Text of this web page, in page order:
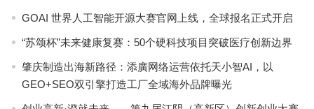
GOAI 世界人工智能开源大赛官网上线，全球报名正式开启
“苏颂杯”未来健康复赛：50个硬科技项目突破医疗创新边界
肇庆制造出海新路径：添廣网络运营依托天小智AI，以
GEO+SEO双引擎打造工厂全域海外品牌曝光